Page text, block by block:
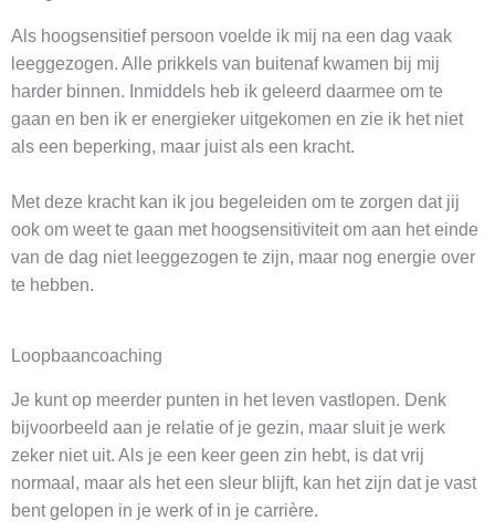
Als hoogsensitief persoon voelde ik mij na een dag vaak
leeggezogen. Alle prikkels van buitenaf kwamen bij mij
harder binnen. Inmiddels heb ik geleerd daarmee om te
gaan en ben ik er energieker uitgekomen en zie ik het niet
als een beperking, maar juist als een kracht.
Met deze kracht kan ik jou begeleiden om te zorgen dat jij
ook om weet te gaan met hoogsensitiviteit om aan het einde
van de dag niet leeggezogen te zijn, maar nog energie over
te hebben.
Loopbaancoaching
Je kunt op meerder punten in het leven vastlopen. Denk
bijvoorbeeld aan je relatie of je gezin, maar sluit je werk
zeker niet uit. Als je een keer geen zin hebt, is dat vrij
normaal, maar als het een sleur blijft, kan het zijn dat je vast
bent gelopen in je werk of in je carrière.